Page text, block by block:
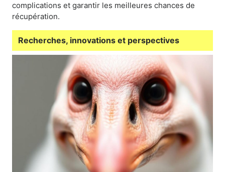
complications et garantir les meilleures chances de
récupération.
Recherches, innovations et perspectives